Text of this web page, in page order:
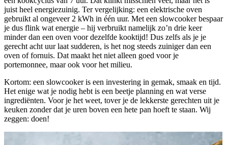
juist heel energiezuinig. Ter vergelijking: een elektrische oven
gebruikt al ongeveer 2 kWh in één uur. Met een slowcooker bespaar
je dus flink wat energie – hij verbruikt namelijk zo’n drie keer
minder dan een oven voor dezelfde kooktijd! Dus zelfs als je je
gerecht acht uur laat sudderen, is het nog steeds zuiniger dan een
oven of fornuis. Dat maakt het niet alleen goed voor je
portemonnee, maar ook voor het milieu.
Kortom: een slowcooker is een investering in gemak, smaak en tijd.
Het enige wat je nodig hebt is een beetje planning en wat verse
ingrediënten. Voor je het weet, tover je de lekkerste gerechten uit je
keuken zonder dat je uren boven een hete pan hoeft te staan. Wij
zeggen: doen!